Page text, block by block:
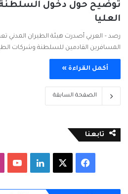
توضيح حول دخول السلطنة
العليا
رصد – العربي أصدرت هيئة الطيران المدني
المسافرين القادمين للسلطنة وشركات
أكمل القراءة »
الصفحة السابقة
تابعنا